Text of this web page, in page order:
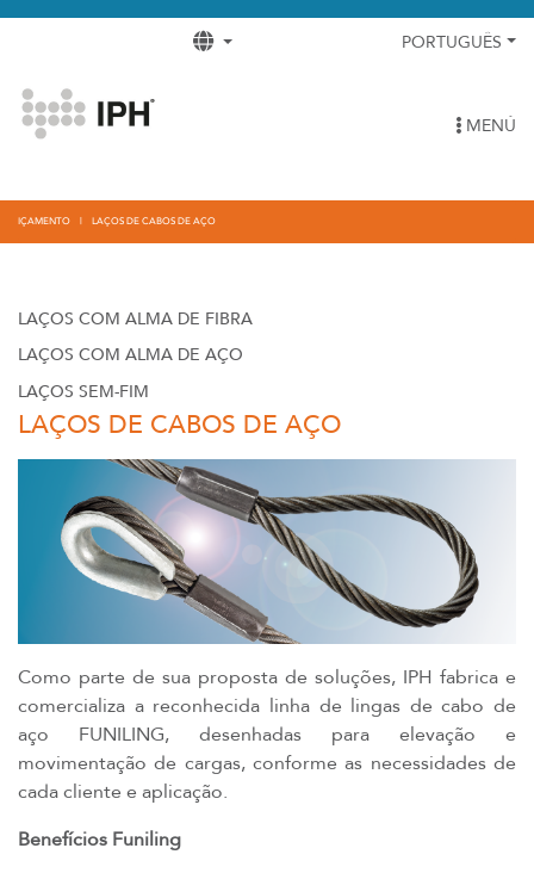
PORTUGUÊS
MENÚ
IÇAMENTO LAÇOS DE CABOS DE AÇO
LAÇOS COM ALMA DE FIBRA
LAÇOS COM ALMA DE AÇO
LAÇOS SEM-FIM
LAÇOS DE CABOS DE AÇO
Como parte de sua proposta de soluções, IPH fabrica e
comercializa a reconhecida linha de lingas de cabo de
aço FUNILING, desenhadas para elevação e
movimentação de cargas, conforme as necessidades de
cada cliente e aplicação.
Benefícios Funiling